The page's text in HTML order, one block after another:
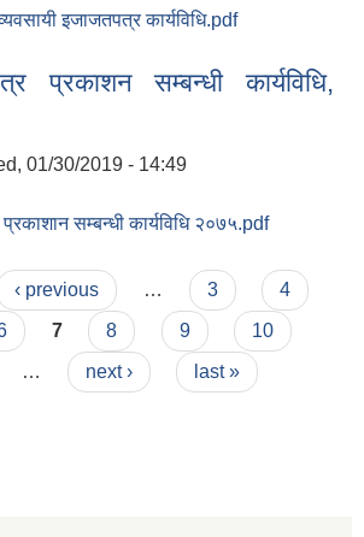
व्यवसायी इजाजतपत्र कार्यविधि.pdf
प्रकाशन सम्बन्धी कार्यविधि,
01/30/2019 - 14:49
सम्बन्धी कार्यविधि २०७५.pdf
‹ previous … 3
4
7 8 9
10
… next › last »